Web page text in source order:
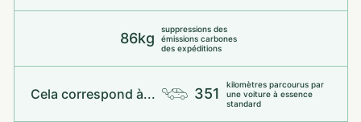
86kg
suppressions des
émissions carbones
des expéditions
Cela correspond à... 351
kilomètres parcourus par
une voiture à essence
standard